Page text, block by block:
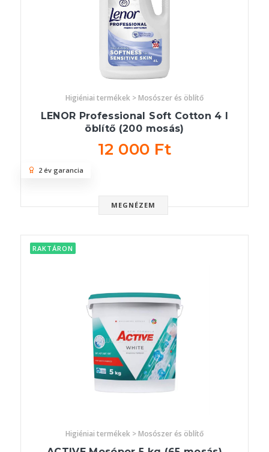
Higiéniai termékek > Mosószer és öblítő
LENOR Professional Soft Cotton 4 l
öblítő (200 mosás)
12 000 Ft
MEGNÉZEM
2 év garancia
RAKTÁRON
Higiéniai termékek > Mosószer és öblítő